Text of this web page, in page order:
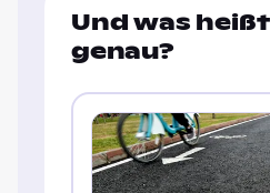
Und was
genau?